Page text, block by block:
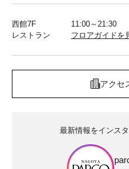
西館7F
レストラン
11:00～21:30
フロアガイドを
アクセ
最新情報をインス